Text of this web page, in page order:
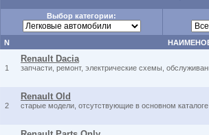
Выбор категории:
N
1
Renault Dacia
запчасти, ремонт, электрические схемы,
2
Renault Old
старые модели, отсутствующие в основном